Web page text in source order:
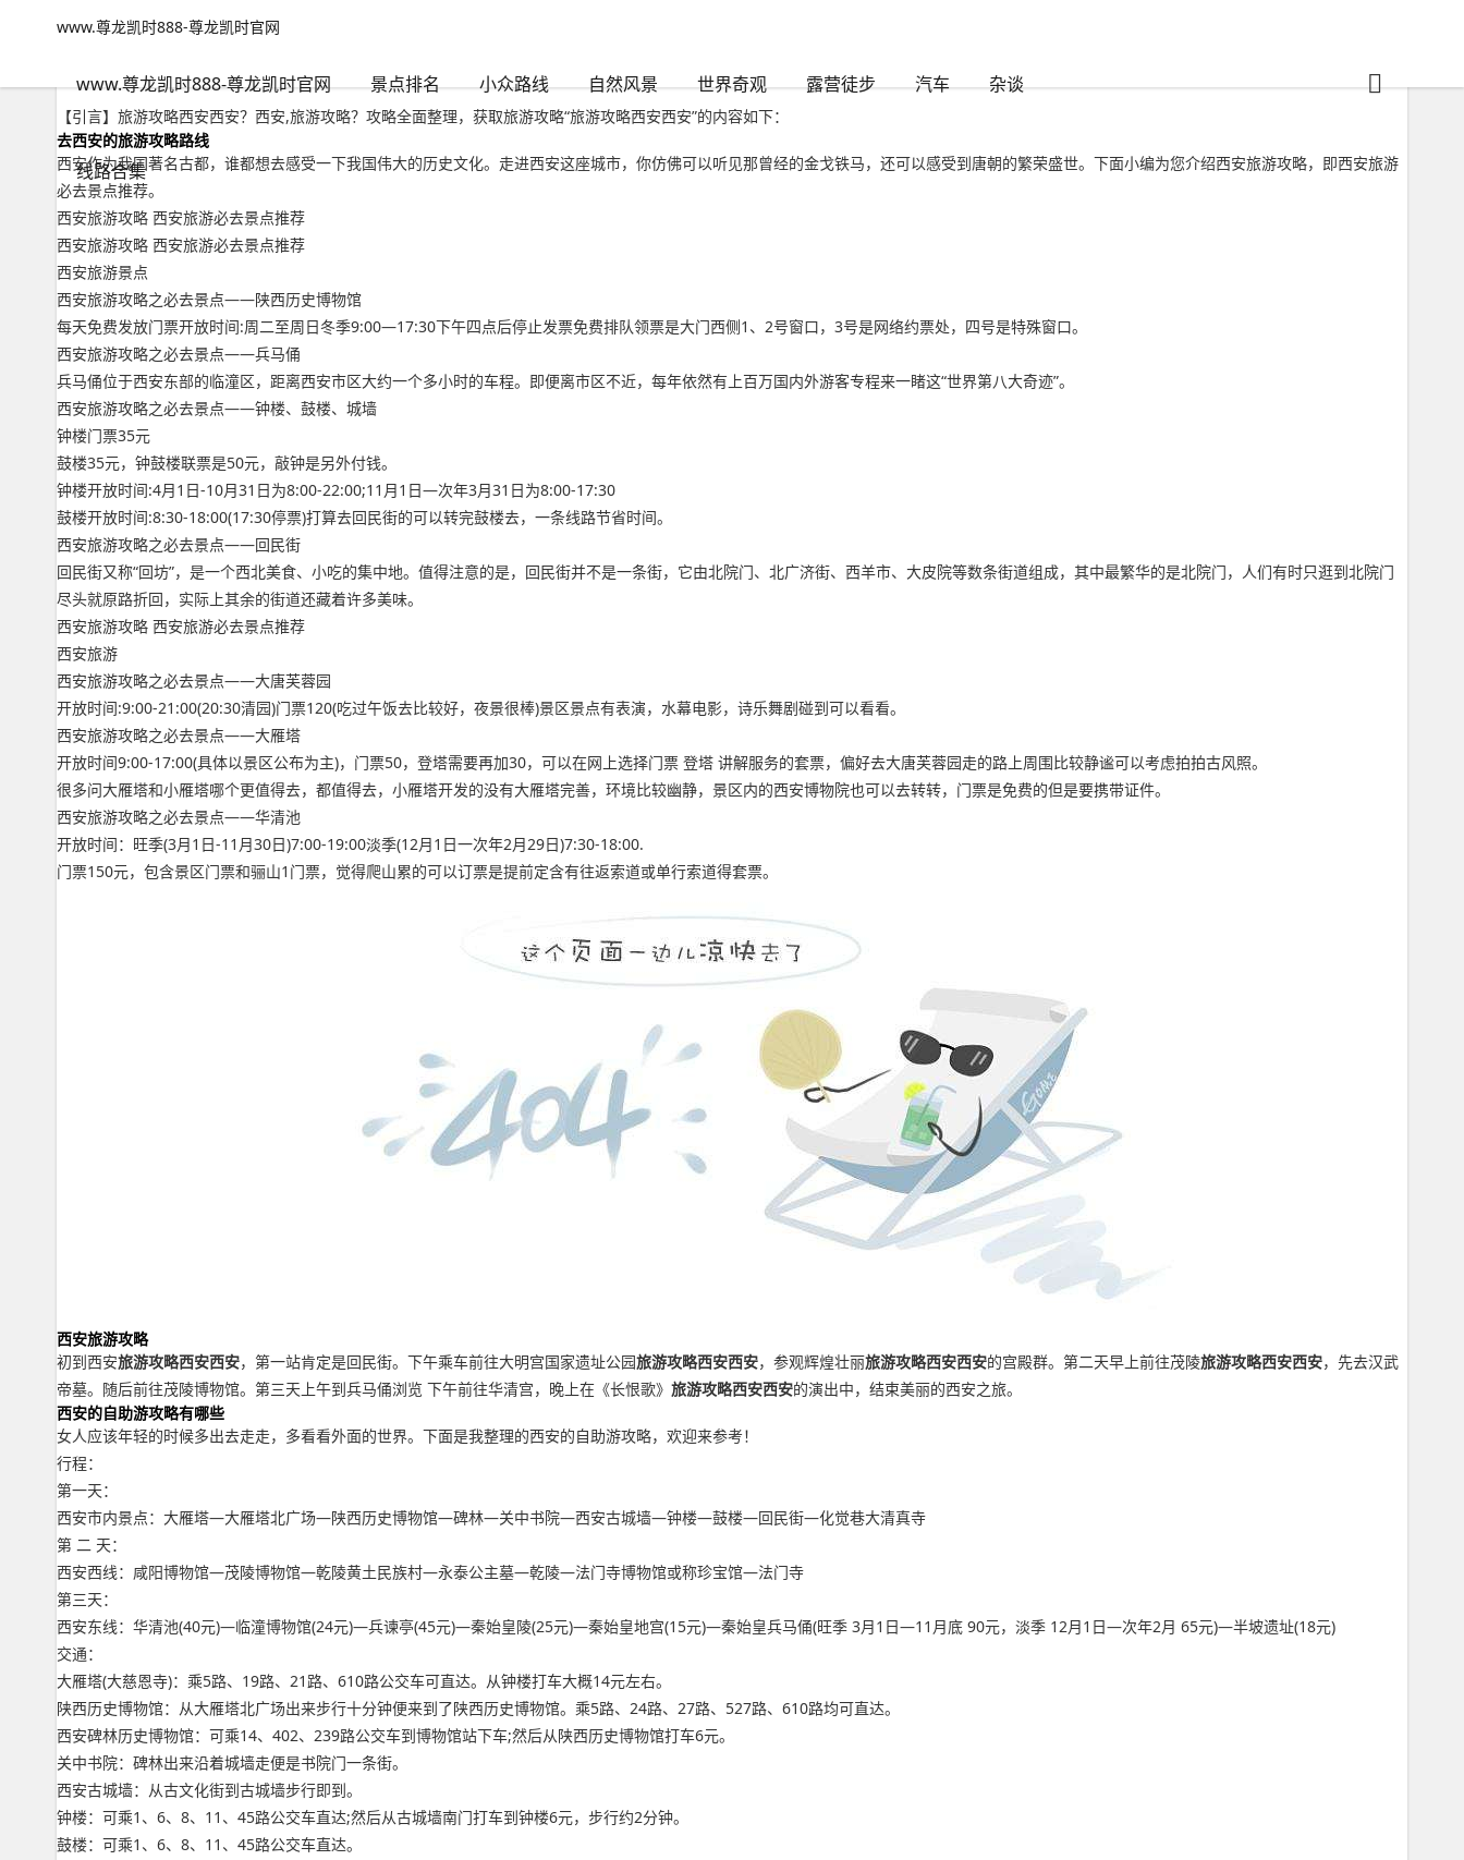
www.尊龙凯时888-尊龙凯时官网
www.尊龙凯时888-尊龙凯时官网 景点排名 小众路线 自然风景 世界奇观 露营徒步 汽车 杂谈
线路合集
www.尊龙凯时888-尊龙凯时官网
旅游攻略西安西安？西安,旅游攻略-www.尊龙凯时888
【引言】旅游攻略西安西安？西安,旅游攻略？攻略全面整理，获取旅游攻略“旅游攻略西安西安”的内容如下：
去西安的旅游攻略路线
西安作为我国著名古都，谁都想去感受一下我国伟大的历史文化。走进西安这座城市，你仿佛可以听见那曾经的金戈铁马，还可以感受到唐朝的繁荣盛世。下面小编为您介绍西安旅游攻略，即西安旅游
必去景点推荐。
西安旅游攻略 西安旅游必去景点推荐
西安旅游攻略 西安旅游必去景点推荐
西安旅游景点
西安旅游攻略之必去景点——陕西历史博物馆
每天免费发放门票开放时间:周二至周日冬季9:00—17:30下午四点后停止发票免费排队领票是大门西侧1、2号窗口，3号是网络约票处，四号是特殊窗口。
西安旅游攻略之必去景点——兵马俑
兵马俑位于西安东部的临潼区，距离西安市区大约一个多小时的车程。即便离市区不近，每年依然有上百万国内外游客专程来一睹这“世界第八大奇迹”。
西安旅游攻略之必去景点——钟楼、鼓楼、城墙
钟楼门票35元
鼓楼35元，钟鼓楼联票是50元，敲钟是另外付钱。
钟楼开放时间:4月1日-10月31日为8:00-22:00;11月1日—次年3月31日为8:00-17:30
鼓楼开放时间:8:30-18:00(17:30停票)打算去回民街的可以转完鼓楼去，一条线路节省时间。
西安旅游攻略之必去景点——回民街
回民街又称“回坊”，是一个西北美食、小吃的集中地。值得注意的是，回民街并不是一条街，它由北院门、北广济街、西羊市、大皮院等数条街道组成，其中最繁华的是北院门，人们有时只逛到北院门
尽头就原路折回，实际上其余的街道还藏着许多美味。
西安旅游攻略 西安旅游必去景点推荐
西安旅游
西安旅游攻略之必去景点——大唐芙蓉园
开放时间:9:00-21:00(20:30清园)门票120(吃过午饭去比较好，夜景很棒)景区景点有表演，水幕电影，诗乐舞剧碰到可以看看。
西安旅游攻略之必去景点——大雁塔
开放时间9:00-17:00(具体以景区公布为主)，门票50，登塔需要再加30，可以在网上选择门票 登塔 讲解服务的套票，偏好去大唐芙蓉园走的路上周围比较静谧可以考虑拍拍古风照。
很多问大雁塔和小雁塔哪个更值得去，都值得去，小雁塔开发的没有大雁塔完善，环境比较幽静，景区内的西安博物院也可以去转转，门票是免费的但是要携带证件。
西安旅游攻略之必去景点——华清池
开放时间：旺季(3月1日-11月30日)7:00-19:00淡季(12月1日一次年2月29日)7:30-18:00.
门票150元，包含景区门票和骊山1门票，觉得爬山累的可以订票是提前定含有往返索道或单行索道得套票。
西安旅游攻略
初到西安旅游攻略西安西安，第一站肯定是回民街。下午乘车前往大明宫国家遗址公园旅游攻略西安西安，参观辉煌壮丽旅游攻略西安西安的宫殿群。第二天早上前往茂陵旅游攻略西安西安，先去汉武
帝墓。随后前往茂陵博物馆。第三天上午到兵马俑浏览 下午前往华清宫，晚上在《长恨歌》 旅游攻略西安西安的演出中，结束美丽的西安之旅。
西安的自助游攻略有哪些
女人应该年轻的时候多出去走走，多看看外面的世界。下面是我整理的西安的自助游攻略，欢迎来参考！
行程：
第一天：
西安市内景点：大雁塔—大雁塔北广场—陕西历史博物馆—碑林—关中书院—西安古城墙—钟楼—鼓楼—回民街—化觉巷大清真寺
第 二 天：
西安西线：咸阳博物馆—茂陵博物馆—乾陵黄土民族村—永泰公主墓—乾陵—法门寺博物馆或称珍宝馆—法门寺
第三天：
西安东线：华清池(40元)—临潼博物馆(24元)—兵谏亭(45元)—秦始皇陵(25元)—秦始皇地宫(15元)—秦始皇兵马俑(旺季 3月1日—11月底 90元，淡季 12月1日—次年2月 65元)—半坡遗址(18元)
交通：
大雁塔(大慈恩寺)：乘5路、19路、21路、610路公交车可直达。从钟楼打车大概14元左右。
陕西历史博物馆：从大雁塔北广场出来步行十分钟便来到了陕西历史博物馆。乘5路、24路、27路、527路、610路均可直达。
西安碑林历史博物馆：可乘14、402、239路公交车到博物馆站下车;然后从陕西历史博物馆打车6元。
关中书院：碑林出来沿着城墙走便是书院门一条街。
西安古城墙：从古文化街到古城墙步行即到。
钟楼：可乘1、6、8、11、45路公交车直达;然后从古城墙南门打车到钟楼6元，步行约2分钟。
鼓楼：可乘1、6、8、11、45路公交车直达。